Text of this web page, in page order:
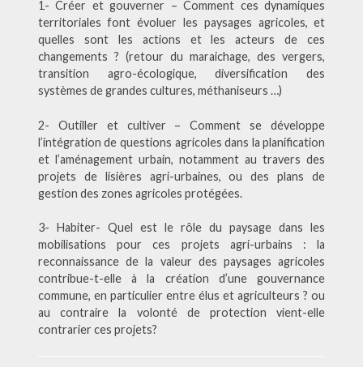
1- Créer et gouverner – Comment ces dynamiques
territoriales font évoluer les paysages agricoles, et
quelles sont les actions et les acteurs de ces
changements ? (retour du maraichage, des vergers,
transition agro-écologique, diversification des
systèmes de grandes cultures, méthaniseurs …)
2- Outiller et cultiver – Comment se développe
l’intégration de questions agricoles dans la planification
et l’aménagement urbain, notamment au travers des
projets de lisières agri-urbaines, ou des plans de
gestion des zones agricoles protégées.
3- Habiter- Quel est le rôle du paysage dans les
mobilisations pour ces projets agri-urbains : la
reconnaissance de la valeur des paysages agricoles
contribue-t-elle à la création d’une gouvernance
commune, en particulier entre élus et agriculteurs ? ou
au contraire la volonté de protection vient-elle
contrarier ces projets?